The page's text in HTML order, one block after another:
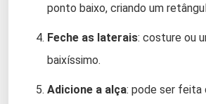
ponto baixo, criando um
Feche as laterais: costure ou
baixíssimo.
Adicione a alça: pode ser feita